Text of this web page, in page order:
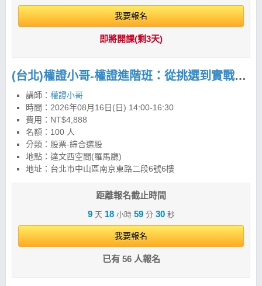
我要報名
即將開課(剩3天)
(台北)權證小哥-權證進階班：從挑選到實戰，建立權證交易策略與風控框架
講師： 權證小哥
時間： 2026年08月16日(日) 14:00-16:30
費用：NT$4,888
名額：100 人
分類：股票-綜合選股
地點：達文西空間(羅馬廳)
地址：台北市中山區南京東路二段6號6樓
距離報名截止時間
9天 18小時 59分 29秒
我要報名
已有 56 人報名